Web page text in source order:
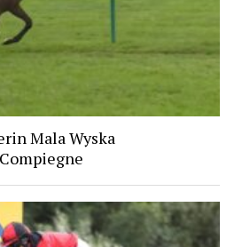
Mala Wyska